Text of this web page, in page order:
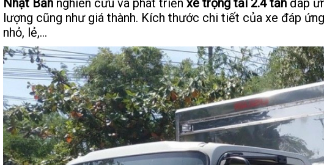
Nhật Bản nghiên cứu và phát triển xe trọng tải 2.4 tấn đáp
lượng cũng như giá thành. Kích thước chi tiết của xe đáp
nhỏ, lẻ,...